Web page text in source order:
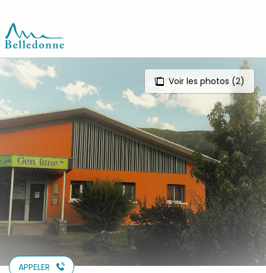
contenu
principal
Voir les photos (2)
APPELER